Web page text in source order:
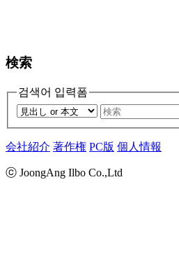
検索
검색어 입력폼
会社紹介 著作権 PC版 個人情報
ⓒ JoongAng Ilbo Co.,Ltd